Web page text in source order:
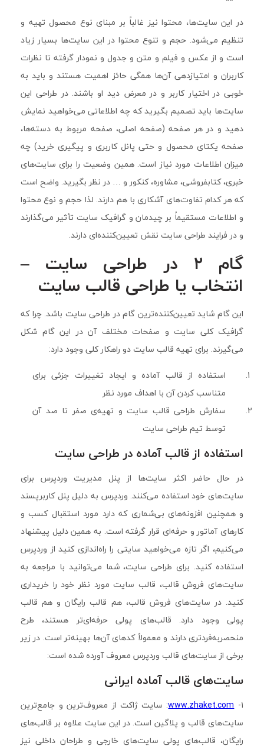
در این سایت‌ها، محتوا نیز غالباً بر مبنای نوع محصول تهیه و
تنظیم می‌شود. حجم و تنوع محتوا در این سایت‌ها بسیار زیاد
است و از عکس و فیلم و متن و جدول و نمودار گرفته تا نظرات
کاربران و امتیازدهی آن‌ها همگی حائز اهمیت هستند و باید به
خوبی در اختیار کاربر و در معرض دید او باشند. در طراحی این
سایت‌ها باید تصمیم بگیرید که چه اطلاعاتی می‌خواهید نمایش
دهید و در هر صفحه (صفحه اصلی، صفحه مربوط به دسته‌ها،
صفحه یکتای محصول و حتی پانل کاربری و پیگیری خرید) چه
میزان اطلاعات مورد نیاز است. همین وضعیت را برای سایت‌های
خبری، کتابفروشی، مشاوره، کنکور و … در نظر بگیرید. واضح است
که هر کدام تفاوت‌های آشکاری با هم دارند. لذا حجم و نوع محتوا
و اطلاعات مستقیماً بر چیدمان و گرافیک سایت تأثیر می‌گذارند
و در فرایند طراحی سایت نقش تعیین‌کننده‌ای دارند.
گام ۲ در طراحی سایت –
انتخاب یا طراحی قالب سایت
این گام شاید تعیین‌کننده‌ترین گام در طراحی سایت باشد. چرا که
گرافیک کلی سایت و صفحات مختلف آن در این گام شکل
می‌گیرند. برای تهیه قالب سایت دو راهکار کلی وجود دارد:
استفاده از قالب آماده و ایجاد تغییرات جزئی برای
متناسب کردن آن با اهداف مورد نظر
سفارش طراحی قالب سایت و تهیه‌ی صفر تا صد آن
توسط تیم طراحی سایت
استفاده از قالب آماده در طراحی سایت
در حال حاضر اکثر سایت‌ها از پنل مدیریت وردپرس برای
سایت‌های خود استفاده می‌کنند. وردپرس به دلیل پنل کاربرپسند
و همچنین افزونه‌های بی‌شماری که دارد مورد استقبال کسب و
کارهای آماتور و حرفه‌ای قرار گرفته است. به همین دلیل پیشنهاد
می‌کنیم، اگر تازه می‌خواهید سایتی را راه‌اندازی کنید از وردپرس
استفاده کنید. برای طراحی سایت، شما می‌توانید با مراجعه به
سایت‌های فروش قالب، قالب سایت مورد نظر خود را خریداری
کنید. در سایت‌های فروش قالب، هم قالب رایگان و هم قالب
پولی وجود دارد. قالب‌های پولی حرفه‌ای‌تر هستند، طرح
منحصربه‌فردتری دارند و معمولاً کدهای آن‌ها بهینه‌تر است. در زیر
برخی از سایت‌های قالب وردپرس معروف آورده شده است:
سایت‌های قالب آماده ایرانی
۱- www.zhaket.com: سایت ژاکت از معروف‌ترین و جامع‌ترین
سایت‌های قالب و پلاگین است. در این سایت علاوه بر قالب‌های
رایگان، قالب‌های پولی سایت‌های خارجی و طراحان داخلی نیز